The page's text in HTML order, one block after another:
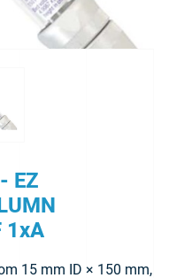
EZ
1xA
15 mm ID × 150 mm,